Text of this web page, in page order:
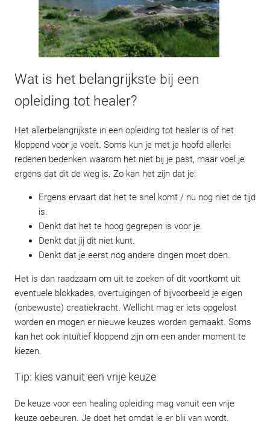
Wat is het belangrijkste bij een
opleiding tot healer?
Het allerbelangrijkste in een opleiding tot healer is of het
kloppend voor je voelt. Soms kun je met je hoofd allerlei
redenen bedenken waarom het niet bij je past, maar voel je
ergens dat dit de weg is. Zo kan het zijn dat je:
Ergens ervaart dat het te snel komt / nu nog niet de tijd
is.
Denkt dat het te hoog gegrepen is voor je.
Denkt dat jij dit niet kunt.
Denkt dat je eerst nog andere dingen moet doen.
Het is dan raadzaam om uit te zoeken of dit voortkomt uit
eventuele blokkades, overtuigingen of bijvoorbeeld je eigen
(onbewuste) creatiekracht. Wellicht mag er iets opgelost
worden en mogen er nieuwe keuzes worden gemaakt. Soms
kan het ook intuïtief kloppend zijn om een ander moment te
kiezen.
Tip: kies vanuit een vrije keuze
De keuze voor een healing opleiding mag vanuit een vrije
keuze gebeuren. Je doet het omdat je er blij van wordt.